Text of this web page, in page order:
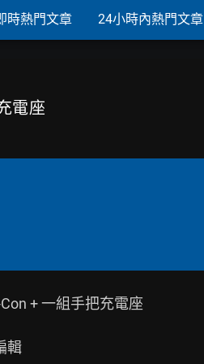
時熱門文章 24小時內熱門文章
電座
+ 一組手把充電座
輯